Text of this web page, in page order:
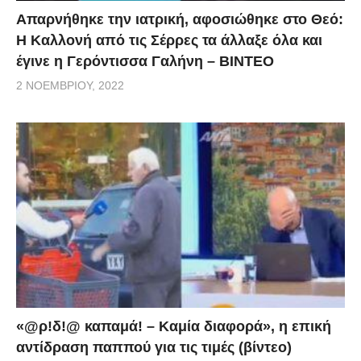
μας. Πρέπει να φτάσουμε σε συμφωνία και είμαι
πεπεισμένος ότι θα βρούμε τη λύση.
Είχα πάντοτε την άποψη ότι δεν έπρεπε να
επιτρέψουμε αυτό να γίνει βορά του ψεύτικου
πατριωτισμού και των ανόητων τρελών εθνικιστών
εδώ και εκεί, ενώ θα μπορούμε να επιτύχουμε μια
συμφωνία βασισμένη στη καλή πίστη θέτοντας το
ζήτημα σε ένα διεθνές δικαστήριο με ένα
αντικειμενικό αποτέλεσμα και να ζήσουμε όλοι
ειρηνικά από εκεί και έπειτα. Ήταν κάτι που
επανειλημμένα μοιράστηκα με τον πρωθυπουργό και
τον υπουργό εξωτερικών. Σε λίγες εβδομάδες θα
να συζητήσουμε για το θέμα αυτό και αμέσως μετά
Απαρνήθηκε την ιατρική, αφοσιώθηκε στο Θεό:
Η Καλλονή από τις Σέρρες τα άλλαξε όλα και
έγινε η Γερόντισσα Γαλήνη – ΒΙΝΤΕΟ
2 ΝΟΕΜΒΡΊΟΥ, 2022
«@ρ!δ!@ καπαμά! – Καμία διαφορά», η επική
αντίδραση παππού για τις τιμές (βίντεο)